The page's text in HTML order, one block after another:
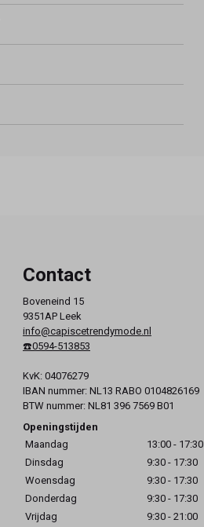
Contact
Boveneind 15
9351AP Leek
info@capiscetrendymode.nl
☎️0594-513853
KvK: 04076279
IBAN nummer: NL13 RABO 0104826169
BTW nummer: NL81 396 7569 B01
Openingstijden
Maandag
13:00 - 17:30
Dinsdag
9:30 - 17:30
Woensdag
9:30 - 17:30
Donderdag
9:30 - 17:30
Vrijdag
9:30 - 21:00